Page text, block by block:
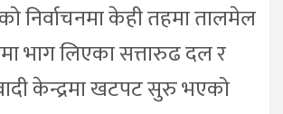
निर्वाचनमा केही तहमा तालमेल
भाग लिएका सत्तारुढ दल र
केन्द्रमा खटपट सुरु भएको